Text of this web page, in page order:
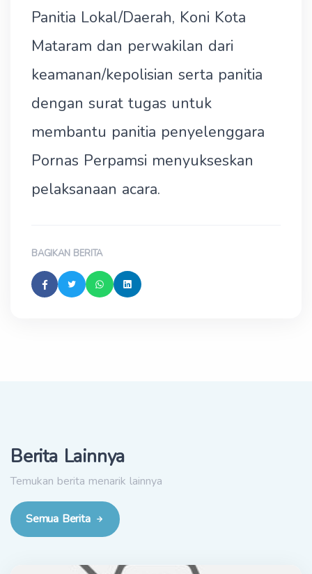
Panitia Lokal/Daerah, Koni Kota
Mataram dan perwakilan dari
keamanan/kepolisian serta panitia
dengan surat tugas untuk
membantu panitia penyelenggara
Pornas Perpamsi menyukseskan
pelaksanaan acara.
BAGIKAN BERITA
Berita Lainnya
Temukan berita menarik lainnya
Semua Berita